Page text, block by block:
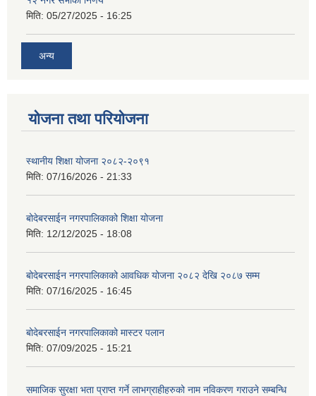
मिति: 05/27/2025 - 16:25
अन्य
योजना तथा परियोजना
स्थानीय शिक्षा योजना २०८२-२०९१
मिति: 07/16/2026 - 21:33
बोदेबरसाईन नगरपालिकाको शिक्षा योजना
मिति: 12/12/2025 - 18:08
बोदेबरसाईन नगरपालिकाको आवधिक योजना २०८२ देखि २०८७ सम्म
मिति: 07/16/2025 - 16:45
बोदेबरसाईन नगरपालिकाको मास्टर पलान
मिति: 07/09/2025 - 15:21
समाजिक सुरक्षा भता प्राप्त गर्ने लाभग्राहीहरुको नाम नविकरण गराउने सम्बन्धि